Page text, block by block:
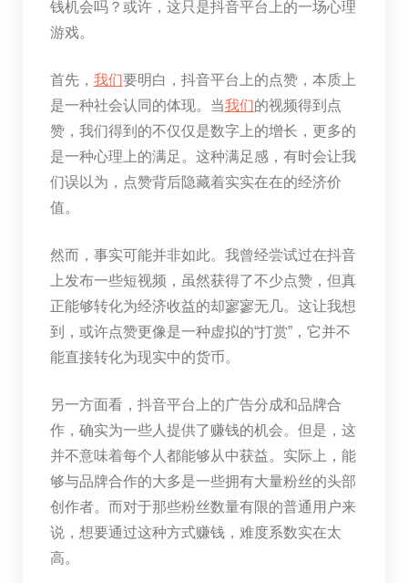
钱机会吗？或许，这只是抖音平台上的一场心理
游戏。
首先， 我们要明白，抖音平台上的点赞，本质上
是一种社会认同的体现。当我们的视频得到点
赞，我们得到的不仅仅是数字上的增长，更多的
是一种心理上的满足。这种满足感，有时会让我
们误以为，点赞背后隐藏着实实在在的经济价
值。
然而，事实可能并非如此。我曾经尝试过在抖音
上发布一些短视频，虽然获得了不少点赞，但真
正能够转化为经济收益的却寥寥无几。这让我想
到，或许点赞更像是一种虚拟的“打赏”，它并不
能直接转化为现实中的货币。
另一方面看，抖音平台上的广告分成和品牌合
作，确实为一些人提供了赚钱的机会。但是，这
并不意味着每个人都能够从中获益。实际上，能
够与品牌合作的大多是一些拥有大量粉丝的头部
创作者。而对于那些粉丝数量有限的普通用户来
说，想要通过这种方式赚钱，难度系数实在太
高。